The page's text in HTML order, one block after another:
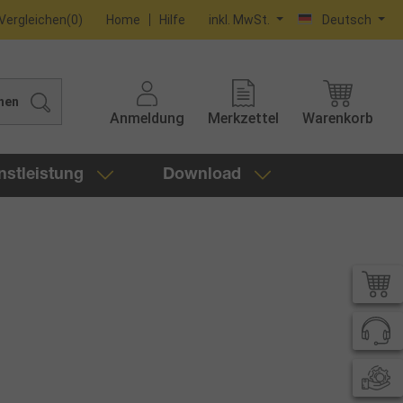
(0) Home Hilfe inkl. MwSt. Deutsch
Anmeldung Merkzettel Warenkorb
Download